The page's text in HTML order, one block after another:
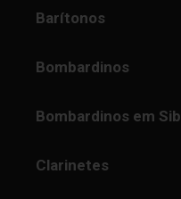
Barítonos
Bombardinos
Bombardinos em Sib
Clarinetes